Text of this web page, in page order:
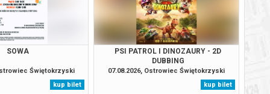
od 2,00 pln BILETY
od 2,00 pln BILETY
od 2,00 pln BILETY
SOWA
Świętokrzyski
kup bilet
PSI PATROL I DINOZAURY - 2D
DUBBING
07.08.2026, Ostrowiec Świętokrzyski
kup bilet